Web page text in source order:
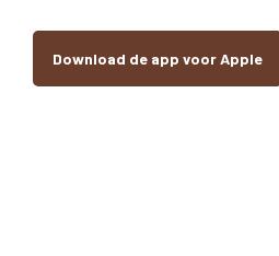
Download de app voor Apple